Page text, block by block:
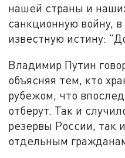
нашей страны и
санкционную войну,
известную истину:
Владимир Путин
объясняя тем, кто
рубежом, что
отберут. Так и
резервы России, так
отдельным